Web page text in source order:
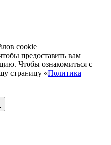
cookie
предоставить вам
Чтобы ознакомиться с
страницу «Политика